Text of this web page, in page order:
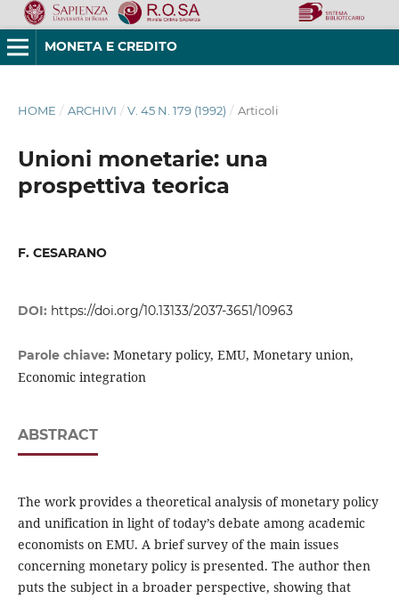
MONETA E CREDITO
HOME / ARCHIVI / V. 45 N. 179 (1992) / Articoli
Unioni monetarie: una
prospettiva teorica
F. CESARANO
DOI: https://doi.org/10.13133/2037-3651/10963
Parole chiave: Monetary policy, EMU, Monetary union,
Economic integration
ABSTRACT
The work provides a theoretical analysis of monetary policy
and unification in light of today’s debate among academic
economists on EMU. A brief survey of the main issues
concerning monetary policy is presented. The author then
puts the subject in a broader perspective, showing that